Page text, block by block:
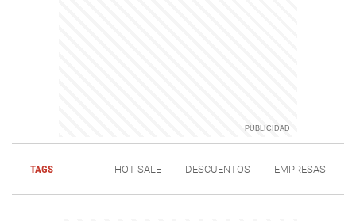
TAGS HOT SALE DESCUENTOS EMPRESAS